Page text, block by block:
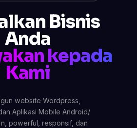
Bisnis
Anda
kepada
Kami
website Wordpress,
Aplikasi Mobile Android/
powerful, responsif, dan